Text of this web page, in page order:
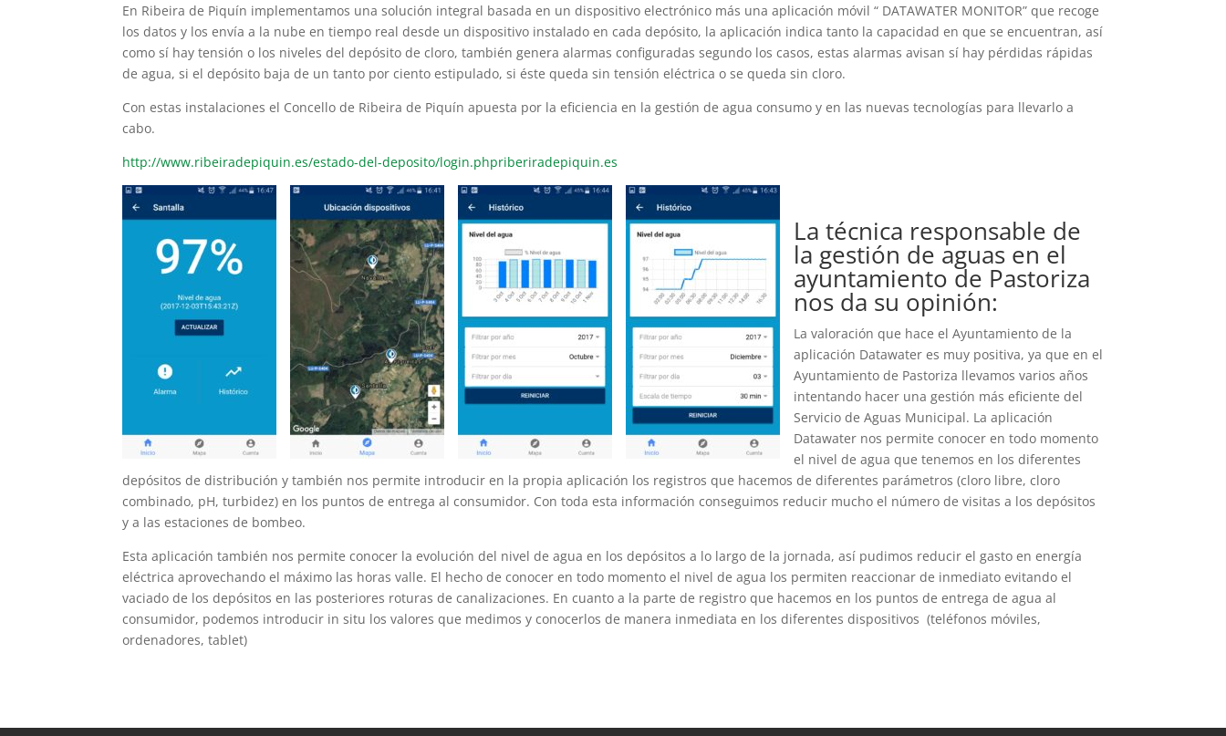
En Ribeira de Piquín implementamos una solución integral basada en un dispositivo electrónico más una aplicación móvil “ DATAWATER MONITOR” que recoge
los datos y los envía a la nube en tiempo real desde un dispositivo instalado en cada depósito, la aplicación indica tanto la capacidad en que se encuentran, así
como sí hay tensión o los niveles del depósito de cloro, también genera alarmas configuradas segundo los casos, estas alarmas avisan sí hay pérdidas rápidas
de agua, si el depósito baja de un tanto por ciento estipulado, si éste queda sin tensión eléctrica o se queda sin cloro.
Con estas instalaciones el Concello de Ribeira de Piquín apuesta por la eficiencia en la gestión de agua consumo y en las nuevas tecnologías para llevarlo a
cabo.
http://www.ribeiradepiquin.es/estado-del-deposito/login.phpriberiradepiquin.es
La técnica responsable de
la gestión de aguas en el
ayuntamiento de Pastoriza
nos da su opinión:
La valoración que hace el Ayuntamiento de la
aplicación Datawater es muy positiva, ya que en el
Ayuntamiento de Pastoriza llevamos varios años
intentando hacer una gestión más eficiente del
Servicio de Aguas Municipal. La aplicación
Datawater nos permite conocer en todo momento
el nivel de agua que tenemos en los diferentes
depósitos de distribución y también nos permite introducir en la propia aplicación los registros que hacemos de diferentes parámetros (cloro libre, cloro
combinado, pH, turbidez) en los puntos de entrega al consumidor. Con toda esta información conseguimos reducir mucho el número de visitas a los depósitos
y a las estaciones de bombeo.
Esta aplicación también nos permite conocer la evolución del nivel de agua en los depósitos a lo largo de la jornada, así pudimos reducir el gasto en energía
eléctrica aprovechando el máximo las horas valle. El hecho de conocer en todo momento el nivel de agua los permiten reaccionar de inmediato evitando el
vaciado de los depósitos en las posteriores roturas de canalizaciones. En cuanto a la parte de registro que hacemos en los puntos de entrega de agua al
consumidor, podemos introducir in situ los valores que medimos y conocerlos de manera inmediata en los diferentes dispositivos (teléfonos móviles,
ordenadores, tablet)